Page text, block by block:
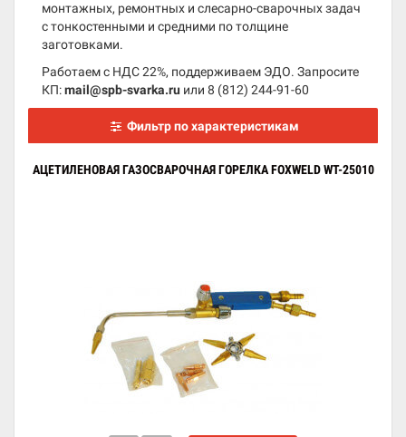
монтажных, ремонтных и слесарно-сварочных задач
с тонкостенными и средними по толщине
заготовками.
Работаем с НДС 22%, поддерживаем ЭДО. Запросите
КП:mail@spb-svarka.ru или 8 (812) 244-91-60
Фильтр по характеристикам
АЦЕТИЛЕНОВАЯ ГАЗОСВАРОЧНАЯ ГОРЕЛКА FOXWELD WT-25010